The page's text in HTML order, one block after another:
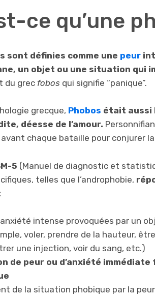
ce qu’une
sont définies comme une peur
un objet ou une situation qui
du grec fobos qui signifie “panique”.
grecque, Phobos était aussi
déesse de l’amour.
chaque bataille pour conjurer la
5 (Manuel de diagnostic et
telles que l’androphobie,
anxiété intense provoquées par un
voler, prendre de la hauteur,
une injection, voir du sang, etc.)
de peur ou d’anxiété
de la situation phobique par la peur